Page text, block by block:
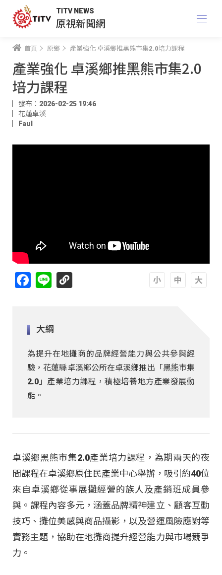
TITV NEWS
原視新聞網
首頁 原鄉 產業強化 卓溪鄉推黑熊市集2.0培力課程
產業強化 卓溪鄉推黑熊市集2.0
培力課程
發布：2026-02-25 19:46
花蓮卓溪
Faul
Facebook
Line
大綱
為提升在地攤商的品牌經營能力與公共參與經
驗，花蓮縣卓溪鄉公所在卓溪鄉推出「黑熊市集
2.0」產業培力課程，積極培養地方產業發展動
能。
卓溪鄉黑熊市集2.0產業培力課程，為期兩天的夜
間課程在卓溪鄉原住民產業中心舉辦，吸引約40位
來自卓溪鄉從事展攤經營的族人及產銷班成員參
與。課程內容多元，涵蓋品牌精神建立、顧客互動
技巧、攤位美感與商品攝影，以及營運風險應對等
實務主題，協助在地攤商提升經營能力與市場競爭
力。